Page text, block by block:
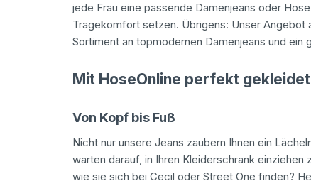
jede Frau eine passende Damenjeans oder
Tragekomfort setzen. Übrigens: Unser Angebot
Sortiment an topmodernen Damenjeans und ein
Mit HoseOnline perfekt gekleidet
Von Kopf bis Fuß
Nicht nur unsere Jeans zaubern Ihnen ein
warten darauf, in Ihren Kleiderschrank
wie sie sich bei Cecil oder Street One finden?